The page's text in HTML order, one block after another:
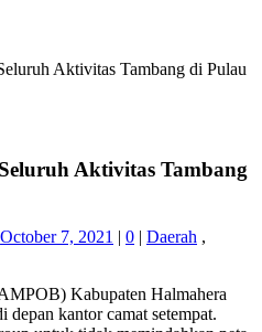
Aktivitas Tambang di Pulau
Aktivitas Tambang
October 7, 2021 | 0 | Daerah ,
Kabupaten Halmahera
depan kantor camat setempat.